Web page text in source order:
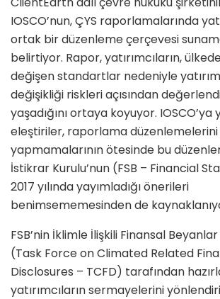
IOSCO’nun, ÇYS raporlamalarında
ortak bir düzenleme çerçevesi
belirtiyor. Rapor, yatırımcıların,
değişen standartlar nedeniyle
değişikliği riskleri açısından
yaşadığını ortaya koyuyor. IOSCO’ya
eleştiriler, raporlama düzenlemelerini
yapmamalarının ötesinde bu
İstikrar Kurulu’nun (FSB – Financial
2017 yılında yayımladığı önerileri
benimsememesinden de
FSB’nin İklimle İlişkili Finansal
(Task Force on Climated Related
Disclosures – TCFD) tarafından
yatırımcıların sermayelerini